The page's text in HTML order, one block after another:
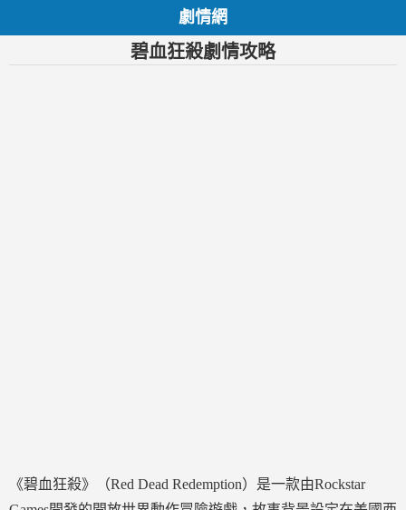
劇情網
碧血狂殺劇情攻略
《碧血狂殺》（Red Dead Redemption）是一款由Rockstar